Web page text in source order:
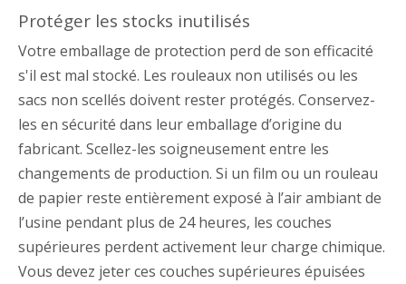
Protéger les stocks inutilisés
Votre emballage de protection perd de son efficacité
s'il est mal stocké. Les rouleaux non utilisés ou les
sacs non scellés doivent rester protégés. Conservez-
les en sécurité dans leur emballage d’origine du
fabricant. Scellez-les soigneusement entre les
changements de production. Si un film ou un rouleau
de papier reste entièrement exposé à l’air ambiant de
l’usine pendant plus de 24 heures, les couches
supérieures perdent activement leur charge chimique.
Vous devez jeter ces couches supérieures épuisées